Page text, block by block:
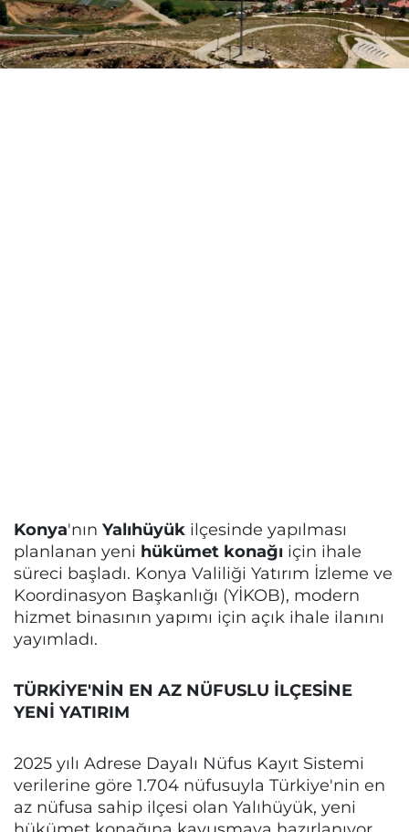
Konya'nın Yalıhüyük ilçesinde yapılması
planlanan yeni hükümet konağı için ihale
süreci başladı. Konya Valiliği Yatırım İzleme ve
Koordinasyon Başkanlığı (YİKOB), modern
hizmet binasının yapımı için açık ihale ilanını
yayımladı.
TÜRKİYE'NİN EN AZ NÜFUSLU İLÇESİNE
YENİ YATIRIM
2025 yılı Adrese Dayalı Nüfus Kayıt Sistemi
verilerine göre 1.704 nüfusuyla Türkiye'nin en
az nüfusa sahip ilçesi olan Yalıhüyük, yeni